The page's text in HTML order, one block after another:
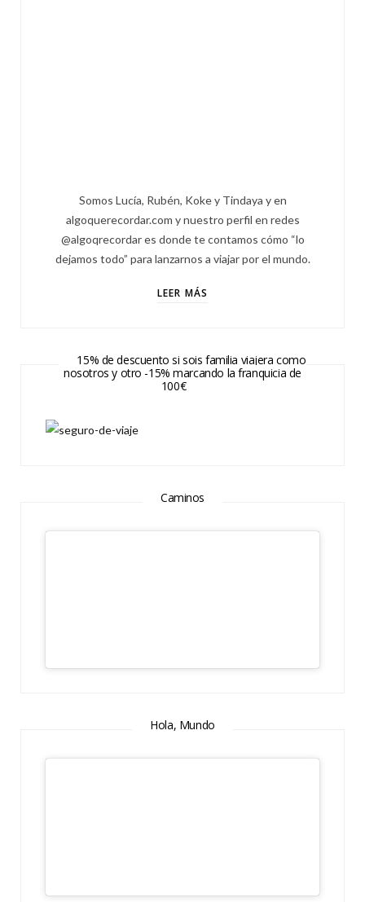
Somos Lucía, Rubén, Koke y Tindaya y en
algoquerecordar.com y nuestro perfil en redes
@algoqrecordar es donde te contamos cómo “lo
dejamos todo” para lanzarnos a viajar por el mundo.
LEER MÁS
15% de descuento si sois familia viajera como
nosotros y otro -15% marcando la franquicia de
100€
Caminos
Hola, Mundo